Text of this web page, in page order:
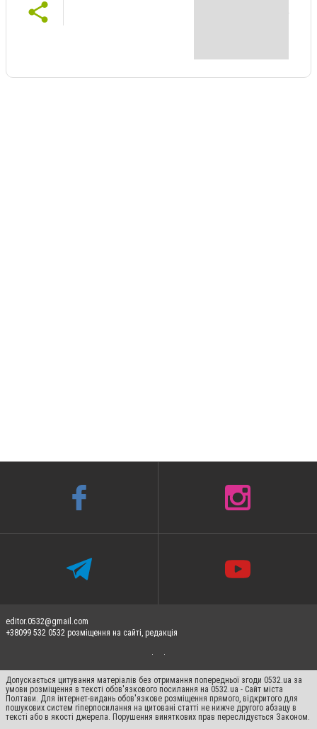
editor.0532@gmail.com
+38099 532 0532 розміщення на сайті, редакція
Допускається цитування матеріалів без отримання попередньої згоди 0532.ua за
умови розміщення в тексті обов'язкового посилання на 0532.ua - Сайт міста
Полтави. Для інтернет-видань обов'язкове розміщення прямого, відкритого для
пошукових систем гіперпосилання на цитовані статті не нижче другого абзацу в
тексті або в якості джерела. Порушення виняткових прав переслідується Законом.